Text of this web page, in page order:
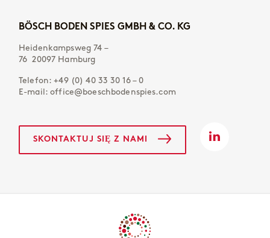
BÖSCH BODEN SPIES GMBH & CO. KG
Heidenkampsweg 74 –
76 20097 Hamburg
Telefon:+49 (0) 40 33 30 16 – 0
E-mail:office@boeschbodenspies.com
SKONTAKTUJ SIĘ Z NAMI